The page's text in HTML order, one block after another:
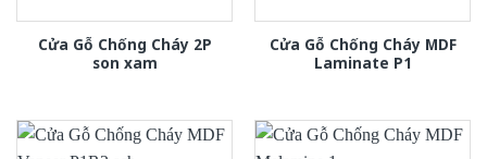
Cửa Gỗ Chống Cháy 2P
son xam
Cửa Gỗ Chống Cháy MDF
Laminate P1